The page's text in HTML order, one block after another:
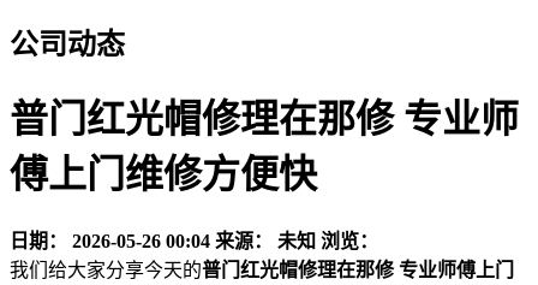
公司动态
普门红光帽修理在那修 专业师
傅上门维修方便快
日期： 2026-05-26 00:04 来源： 未知 浏览：
我们给大家分享今天的普门红光帽修理在那修 专业师傅上门